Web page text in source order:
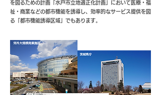
を図るための計画「水戸市立地適正化計画」において医療・福
祉・商業などの都市機能を誘導し、効率的なサービス提供を図
る「都市機能誘導区域」でもあります。